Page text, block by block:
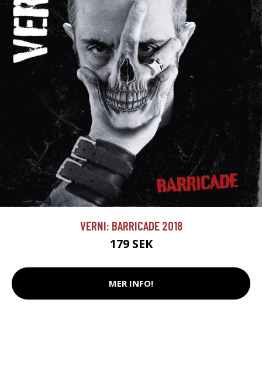
VERNI: BARRICADE 2018
179 SEK
MER INFO!